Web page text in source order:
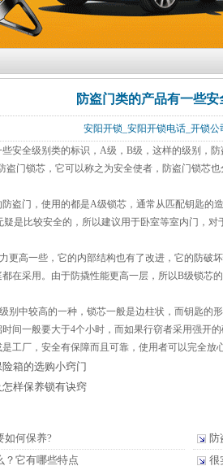
防盗门类的产品有一些
安阳开锁_安阳开锁电话_开锁
安全级别类的标识，A级，B级，这样的级别，
盗门锁芯，它可以称之为安全使者，防盗门锁芯也
盗门，使用的都是A级锁芯，通常从匹配钥匙的
是比较安全的，所以建议用于卧室等室内门，对
更高一些，它的内部结构也有了改进，它的防破
在采用。由于防撬性能更高一层，所以B级锁芯
别中较高的一种，锁芯一般是边柱状，而钥匙的
间一般要大于4个小时，而如果行窃者采用强开
工厂，安全有保障而且可靠，使用者可以完全放
箱的选购小窍门
样保养锁有诀窍
如何保养?
？它有哪些特点
很